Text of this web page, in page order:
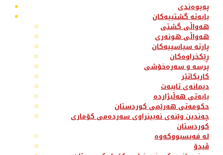
پەیوەندی
بابەتە گشتییەکان
هەواڵی گشتی
هەواڵی هونەری
پارتە سیاسییەکان
ڕێکخراوەکان
پرسە و سەرەخۆشی
کاریکاتێر
دیمانەی تایبەت
بابەتی هەڵبژاردە
حکومەتی هەرێمی کوردستان
چەندین وێنەی نەبینراوی سەردەمی کۆماری
کوردستان
لە فەیسبووکەوە
ڤیدۆ